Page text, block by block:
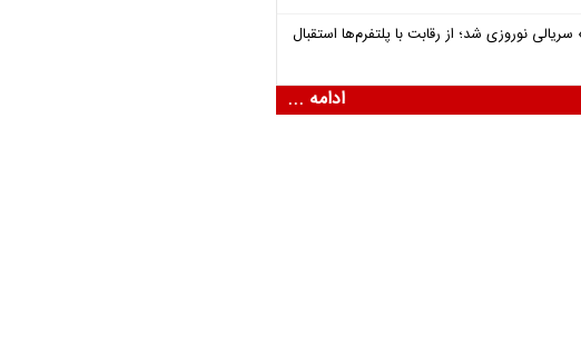
نوروزی شد؛ از رقابت با پلتفرم‌ها استقبال
ادامه ...